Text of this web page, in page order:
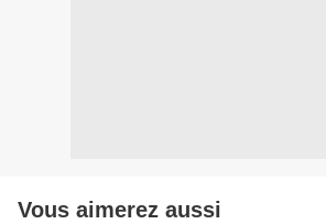
Vous aimerez aussi